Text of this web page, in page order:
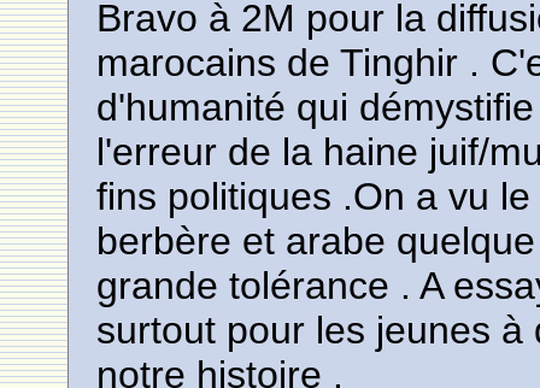
Bravo à 2M pour la
marocains de Tinghir .
d'humanité qui
l'erreur de la haine juif/
fins politiques .On a vu
berbère et arabe
grande tolérance . A
surtout pour les jeunes
notre histoire .